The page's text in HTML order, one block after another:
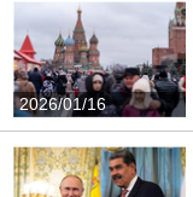
2026/01/16